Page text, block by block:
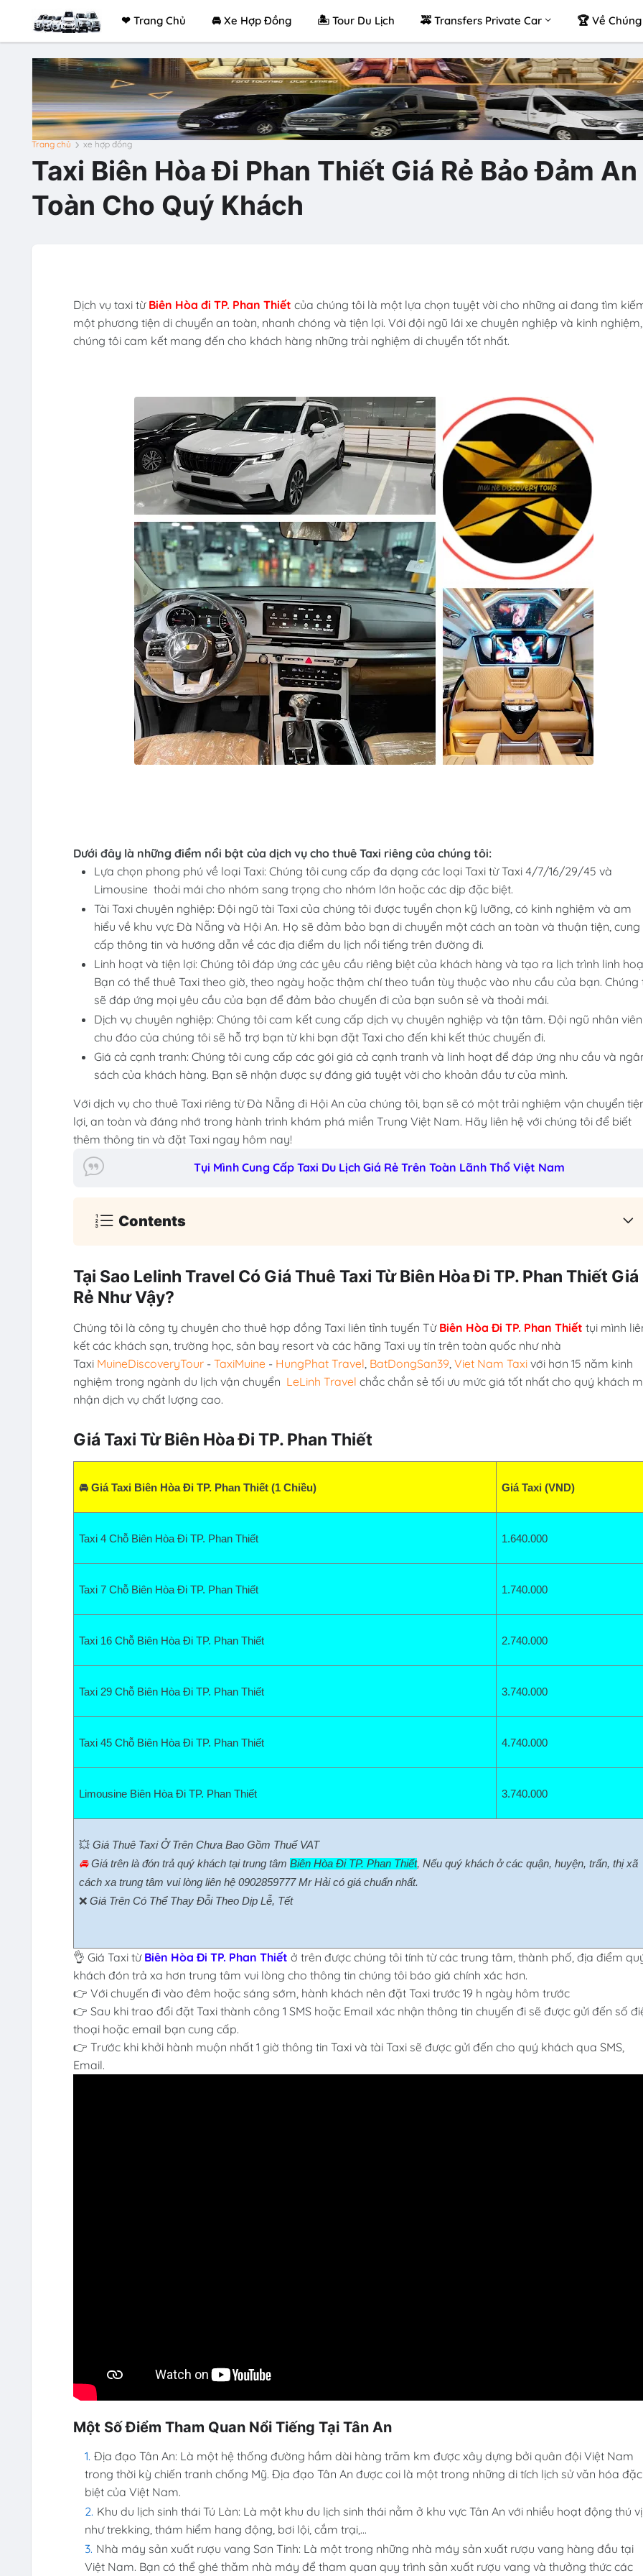
❤ Trang Chủ 🚘 Xe Hợp Đồng 🏝 Tour Du Lịch 🚕 Transfers Private Car 🏆 Về
Trang chủ xe hợp đồng
Taxi Biên Hòa Đi Phan Thiết Giá Rẻ Bảo Đảm An
Toàn Cho Quý Khách
Dịch vụ taxi từ Biên Hòa đi TP. Phan Thiết của chúng tôi là một lựa chọn tuyệt vời cho những ai đang tìm
một phương tiện di chuyển an toàn, nhanh chóng và tiện lợi. Với đội ngũ lái xe chuyên nghiệp và kinh nghiệm,
chúng tôi cam kết mang đến cho khách hàng những trải nghiệm di chuyển tốt nhất.
Dưới đây là những điểm nổi bật của dịch vụ cho thuê Taxi riêng của chúng tôi:
Lựa chọn phong phú về loại Taxi: Chúng tôi cung cấp đa dạng các loại Taxi từ Taxi 4/7/16/29/45 và
Limousine thoải mái cho nhóm sang trọng cho nhóm lớn hoặc các dịp đặc biệt.
Tài Taxi chuyên nghiệp: Đội ngũ tài Taxi của chúng tôi được tuyển chọn kỹ lưỡng, có kinh nghiệm và am
hiểu về khu vực Đà Nẵng và Hội An. Họ sẽ đảm bảo bạn di chuyển một cách an toàn và thuận tiện, cung
cấp thông tin và hướng dẫn về các địa điểm du lịch nổi tiếng trên đường đi.
Linh hoạt và tiện lợi: Chúng tôi đáp ứng các yêu cầu riêng biệt của khách hàng và tạo ra lịch trình linh
Bạn có thể thuê Taxi theo giờ, theo ngày hoặc thậm chí theo tuần tùy thuộc vào nhu cầu của bạn. Chúng
sẽ đáp ứng mọi yêu cầu của bạn để đảm bảo chuyến đi của bạn suôn sẻ và thoải mái.
Dịch vụ chuyên nghiệp: Chúng tôi cam kết cung cấp dịch vụ chuyên nghiệp và tận tâm. Đội ngũ nhân viên
chu đáo của chúng tôi sẽ hỗ trợ bạn từ khi bạn đặt Taxi cho đến khi kết thúc chuyến đi.
Giá cả cạnh tranh: Chúng tôi cung cấp các gói giá cả cạnh tranh và linh hoạt để đáp ứng nhu cầu và
sách của khách hàng. Bạn sẽ nhận được sự đáng giá tuyệt vời cho khoản đầu tư của mình.
Với dịch vụ cho thuê Taxi riêng từ Đà Nẵng đi Hội An của chúng tôi, bạn sẽ có một trải nghiệm vận chuyển
lợi, an toàn và đáng nhớ trong hành trình khám phá miền Trung Việt Nam. Hãy liên hệ với chúng tôi để biết
thêm thông tin và đặt Taxi ngay hôm nay!
Tụi Mình Cung Cấp Taxi Du Lịch Giá Rẻ Trên Toàn Lãnh Thổ Việt Nam
Contents
Tại Sao Lelinh Travel Có Giá Thuê Taxi Từ Biên Hòa Đi TP. Phan Thiết Giá
Rẻ Như Vậy?
Chúng tôi là công ty chuyên cho thuê hợp đồng Taxi liên tỉnh tuyến Từ Biên Hòa Đi TP. Phan Thiết tụi mình
kết các khách sạn, trường học, sân bay resort và các hãng Taxi uy tín trên toàn quốc như nhà
Taxi MuineDiscoveryTour- TaxiMuine - HungPhat Travel BatDongSan39 Viet Nam Taxivới hơn 15 năm kinh
nghiệm trong ngành du lịch vận chuyển LeLinh Travel chắc chắn sẻ tối ưu mức giá tốt nhất cho quý khách
nhận dịch vụ chất lượng cao.
Giá Taxi Từ Biên Hòa Đi TP. Phan Thiết
🚘 Giá Taxi Biên Hòa Đi TP. Phan Thiết (1 Chiều) Giá Taxi (VND)
Taxi 4 Chỗ Biên Hòa Đi TP. Phan Thiết 1.640.000
Taxi 7 Chỗ Biên Hòa Đi TP. Phan Thiết 1.740.000
Taxi 16 Chỗ Biên Hòa Đi TP. Phan Thiết 2.740.000
Taxi 29 Chỗ Biên Hòa Đi TP. Phan Thiết 3.740.000
Taxi 45 Chỗ Biên Hòa Đi TP. Phan Thiết 4.740.000
Limousine Biên Hòa Đi TP. Phan Thiết 3.740.000
💥 Giá Thuê Taxi Ở Trên Chưa Bao Gồm Thuế VAT
🚘Giá trên là đón trả quý khách tại trung tâm Biên Hòa Đi TP. Phan Thiết, Nếu quý khách ở các quận, huyện, trấn, thị xã
cách xa trung tâm vui lòng liên hệ 0902859777 Mr Hải có giá chuẩn nhất.
❌ Giá Trên Có Thể Thay Đỗi Theo Dịp Lễ, Tết
👌 Giá Taxi từ Biên Hòa Đi TP. Phan Thiết ở trên được chúng tôi tính từ các trung tâm, thành phố, địa điểm
khách đón trả xa hơn trung tâm vui lòng cho thông tin chúng tôi báo giá chính xác hơn.
👉 Với chuyến đi vào đêm hoặc sáng sớm, hành khách nên đặt Taxi trước 19 h ngày hôm trước
👉 Sau khi trao đổi đặt Taxi thành công 1 SMS hoặc Email xác nhận thông tin chuyến đi sẽ được gửi đến số
thoại hoặc email bạn cung cấp.
👉 Trước khi khởi hành muộn nhất 1 giờ thông tin Taxi và tài Taxi sẽ được gửi đến cho quý khách qua SMS,
Email.
Một Số Điểm Tham Quan Nổi Tiếng Tại Tân An
Địa đạo Tân An: Là một hệ thống đường hầm dài hàng trăm km được xây dựng bởi quân đội Việt Nam
trong thời kỳ chiến tranh chống Mỹ. Địa đạo Tân An được coi là một trong những di tích lịch sử văn hóa đặc
biệt của Việt Nam.
Khu du lịch sinh thái Tú Làn: Là một khu du lịch sinh thái nằm ở khu vực Tân An với nhiều hoạt động thú vị
như trekking, thám hiểm hang động, bơi lội, cắm trại,...
Nhà máy sản xuất rượu vang Sơn Tinh: Là một trong những nhà máy sản xuất rượu vang hàng đầu tại
Việt Nam. Bạn có thể ghé thăm nhà máy để tham quan quy trình sản xuất rượu vang và thưởng thức các